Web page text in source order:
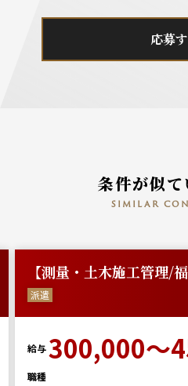
応募
条件が似
similar
【測量・土木施工管理/
派遣
給与300,000～
職種